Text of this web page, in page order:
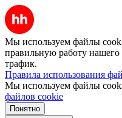
Мы используем файлы
правильную работу нашего
трафик.
Правила использования
Мы используем файлы
файлов cookie
Понятно